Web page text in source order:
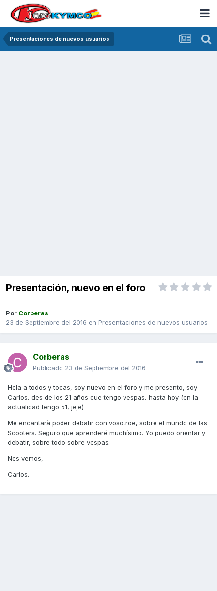
Presentaciones de nuevos usuarios
Presentación, nuevo en el foro
Por Corberas
23 de Septiembre del 2016 en Presentaciones de nuevos usuarios
Corberas
Publicado 23 de Septiembre del 2016
Hola a todos y todas, soy nuevo en el foro y me presento, soy
Carlos, des de los 21 años que tengo vespas, hasta hoy (en la
actualidad tengo 51, jeje)
Me encantarà poder debatir con vosotroe, sobre el mundo de las
Scooters. Seguro que aprenderé muchísimo. Yo puedo orientar y
debatir, sobre todo sobre vespas.
Nos vemos,
Carlos.